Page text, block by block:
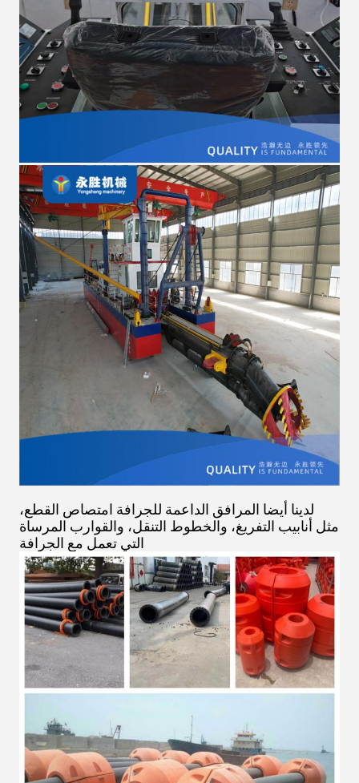
لدينا أيضا المرافق الداعمة للجرافة امتصاص القطع،
مثل أنابيب التفريغ، والخطوط التنقل، والقوارب المرساة
التي تعمل مع الجرافة